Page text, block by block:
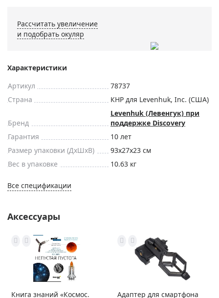
Рассчитать увеличение
и подобрать окуляр
Характеристики
Артикул
78737
Страна
КНР для Levenhuk, Inc. (США)
Бренд
Levenhuk (Левенгук) при
поддержке Discovery
Гарантия
10 лет
Размер упаковки (ДxШxВ)
93x27x23 см
Вес в упаковке
10.63 кг
Все спецификации
Аксессуары
Книга знаний «Космос. Адаптер для смартфона